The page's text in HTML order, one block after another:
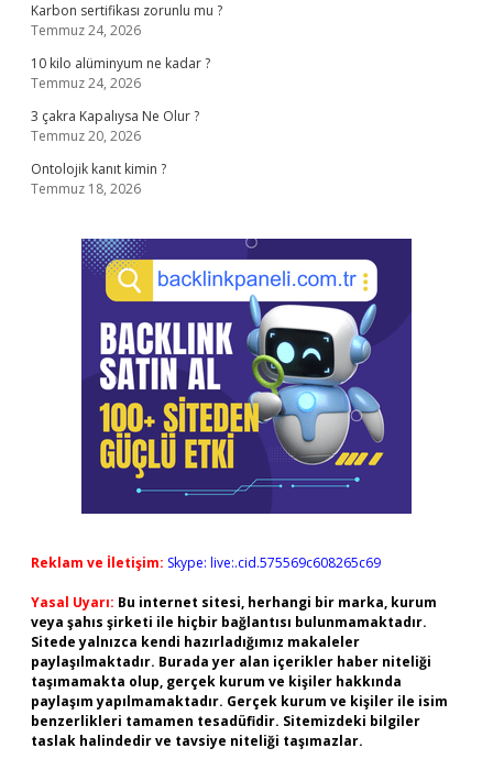
Karbon sertifikası zorunlu mu ?
Temmuz 24, 2026
10 kilo alüminyum ne kadar ?
Temmuz 24, 2026
3 çakra Kapalıysa Ne Olur ?
Temmuz 20, 2026
Ontolojik kanıt kimin ?
Temmuz 18, 2026
Reklam ve İletişim: Skype: live:.cid.575569c608265c69
Yasal Uyarı: Bu internet sitesi, herhangi bir marka, kurum
veya şahıs şirketi ile hiçbir bağlantısı bulunmamaktadır.
Sitede yalnızca kendi hazırladığımız makaleler
paylaşılmaktadır. Burada yer alan içerikler haber niteliği
taşımamakta olup, gerçek kurum ve kişiler hakkında
paylaşım yapılmamaktadır. Gerçek kurum ve kişiler ile isim
benzerlikleri tamamen tesadüfidir. Sitemizdeki bilgiler
taslak halindedir ve tavsiye niteliği taşımazlar.